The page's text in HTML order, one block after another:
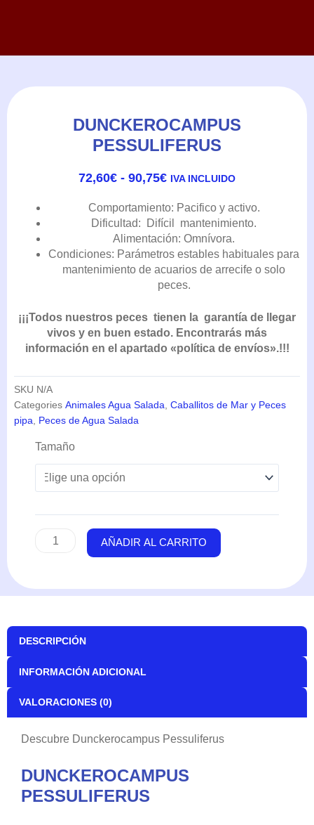
DUNCKEROCAMPUS
PESSULIFERUS
72,60€ - 90,75€DE
DESDE
72,60€
HASTA
90,75€
IVA INCLUIDO
Comportamiento: Pacifico y activo.
Dificultad: Difícil mantenimiento.
Alimentación: Omnívora.
Condiciones: Parámetros estables habituales para
mantenimiento de acuarios de arrecife o solo
peces.
¡¡¡Todos nuestros peces tienen la garantía de llegar
vivos y en buen estado. Encontrarás más
información en el apartado «política de envíos».!!!
SKU N/A
Categories Animales Agua Salada Caballitos de Mar y Peces
pipa
Peces de Agua Salada
Tamaño
Dunckerocampus
cantidad
AÑADIR AL CARRITO
DESCRIPCIÓN
INFORMACIÓN ADICIONAL
VALORACIONES (0)
Descubre Dunckerocampus Pessuliferus
DUNCKEROCAMPUS
PESSULIFERUS